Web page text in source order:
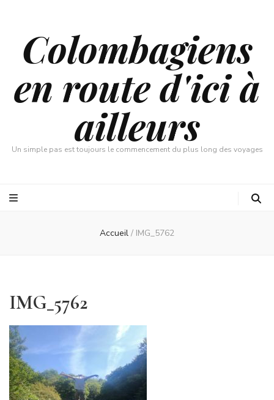
Colombagiens
en route d'ici à
ailleurs
Un simple pas est toujours le commencement du plus long des voyages
Accueil / IMG_5762
IMG_5762